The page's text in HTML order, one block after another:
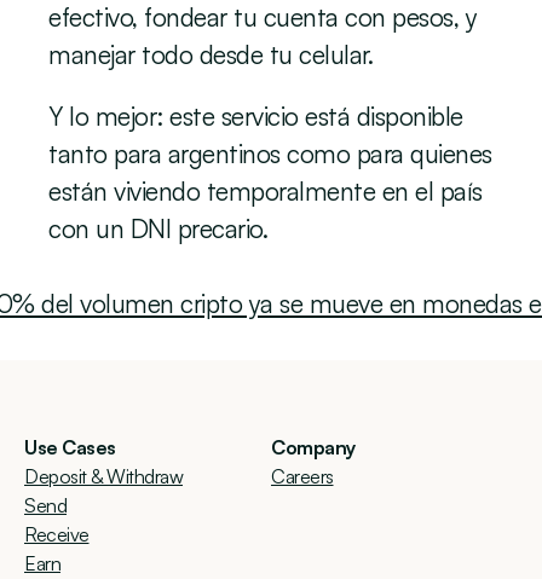
efectivo, fondear tu cuenta con pesos, y
manejar todo desde tu celular.
Y lo mejor: este servicio está disponible
tanto para argentinos como para quienes
están viviendo temporalmente en el país
con un DNI precario.
del volumen cripto ya se mueve en monedas
Use Cases
Deposit & Withdraw
Send
Receive
Earn
Company
Careers